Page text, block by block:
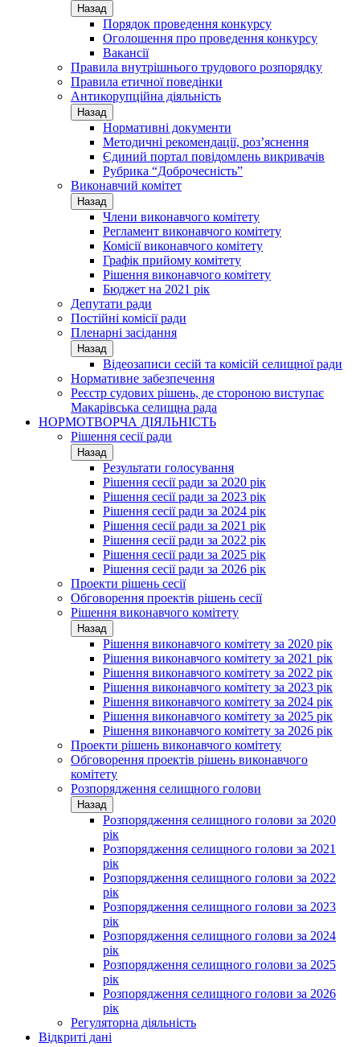
Назад
Порядок проведення конкурсу
Оголошення про проведення конкурсу
Вакансії
Правила внутрішнього трудового розпорядку
Правила етичної поведінки
Антикорупційна діяльність
Назад
Нормативні документи
Методичні рекомендації, роз’яснення
Єдиний портал повідомлень викривачів
Рубрика “Доброчесність”
Виконавчий комітет
Назад
Члени виконавчого комітету
Регламент виконавчого комітету
Комісії виконавчого комітету
Графік прийому комітету
Рішення виконавчого комітету
Бюджет на 2021 рік
Депутати ради
Постійні комісії ради
Пленарні засідання
Назад
Відеозаписи сесій та комісій селищної ради
Нормативне забезпечення
Реєстр судових рішень, де стороною виступає
Макарівська селищна рада
НОРМОТВОРЧА ДІЯЛЬНІСТЬ
Рішення сесії ради
Назад
Результати голосування
Рішення сесії ради за 2020 рік
Рішення сесії ради за 2023 рік
Рішення сесії ради за 2024 рік
Рішення сесії ради за 2021 рік
Рішення сесії ради за 2022 рік
Рішення сесії ради за 2025 рік
Рішення сесії ради за 2026 рік
Проекти рішень сесії
Обговорення проектів рішень сесії
Рішення виконавчого комітету
Назад
Рішення виконавчого комітету за 2020 рік
Рішення виконавчого комітету за 2021 рік
Рішення виконавчого комітету за 2022 рік
Рішення виконавчого комітету за 2023 рік
Рішення виконавчого комітету за 2024 рік
Рішення виконавчого комітету за 2025 рік
Рішення виконавчого комітету за 2026 рік
Проекти рішень виконавчого комітету
Обговорення проектів рішень виконавчого
комітету
Розпорядження селищного голови
Назад
Розпорядження селищного голови за 2020
рік
Розпорядження селищного голови за 2021
рік
Розпорядження селищного голови за 2022
рік
Розпорядження селищного голови за 2023
рік
Розпорядження селищного голови за 2024
рік
Розпорядження селищного голови за 2025
рік
Розпорядження селищного голови за 2026
рік
Регуляторна діяльність
Відкриті дані